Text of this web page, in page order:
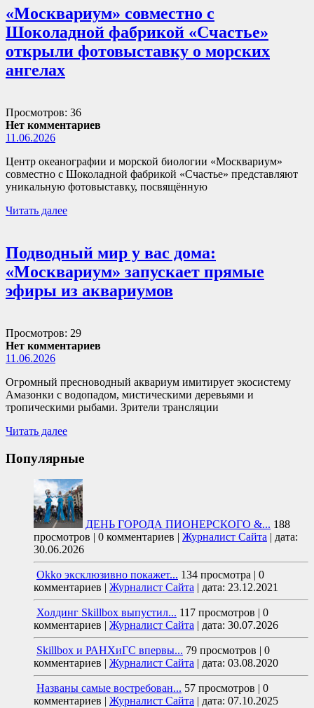
«Москвариум» совместно с
Шоколадной фабрикой «Счастье»
открыли фотовыставку о морских
ангелах
Просмотров: 36
Нет комментариев
11.06.2026
Центр океанографии и морской биологии «Москвариум»
совместно с Шоколадной фабрикой «Счастье» представляют
уникальную фотовыставку, посвящённую
Читать далее
Подводный мир у вас дома:
«Москвариум» запускает прямые
эфиры из аквариумов
Просмотров: 29
Нет комментариев
11.06.2026
Огромный пресноводный аквариум имитирует экосистему
Амазонки с водопадом, мистическими деревьями и
тропическими рыбами. Зрители трансляции
Читать далее
Популярные
ДЕНЬ ГОРОДА ПИОНЕРСКОГО &... 188
просмотров
0 комментариев Журналист Сайта
дата:
30.06.2026
Okko эксклюзивно покажет... 134 просмотра
0
комментариев
Журналист Сайта дата: 23.12.2021
Холдинг Skillbox выпустил... 117 просмотров
0
комментариев
Журналист Сайта дата: 30.07.2026
Skillbox и РАНХиГС впервы... 79 просмотров
0
комментариев
Журналист Сайта дата: 03.08.2020
Названы самые востребован... 57 просмотров
0
комментариев
Журналист Сайта дата: 07.10.2025